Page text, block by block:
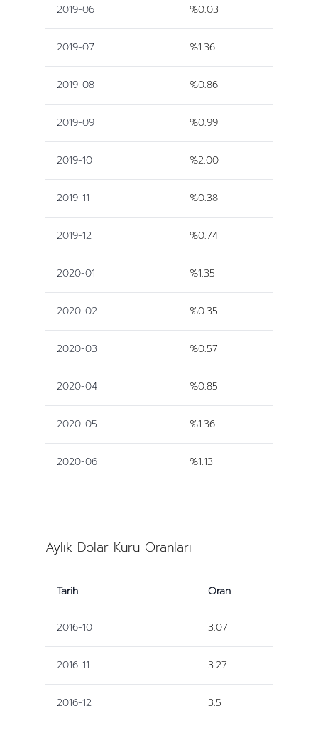
2019-06 %0.03
2019-07 %1.36
2019-08 %0.86
2019-09 %0.99
2019-10 %2.00
2019-11 %0.38
2019-12 %0.74
2020-01 %1.35
2020-02 %0.35
2020-03 %0.57
2020-04 %0.85
2020-05 %1.36
2020-06 %1.13
Aylık Dolar Kuru Oranları
Tarih Oran
2016-10 3.07
2016-11 3.27
2016-12 3.5